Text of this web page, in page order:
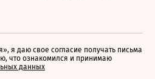
я даю свое согласие получать письма
что ознакомился и принимаю
данных